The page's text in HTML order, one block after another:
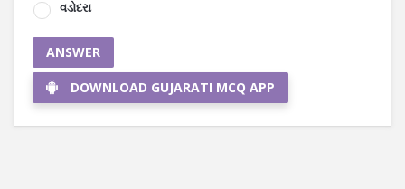
વડોદરા
ANSWER
DOWNLOAD GUJARATI MCQ APP